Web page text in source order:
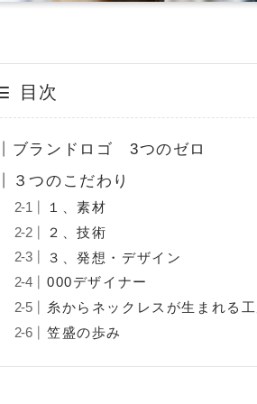
目次
ブランドロゴ 3つのゼロ
３つのこだわり
１、素材
２、技術
３、発想・デザイン
000デザイナー
糸からネックレスが生まれる
笠盛の歩み